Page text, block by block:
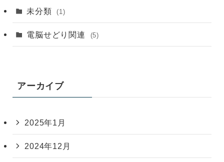
未分類 (1)
電脳せどり関連 (5)
アーカイブ
2025年1月
2024年12月